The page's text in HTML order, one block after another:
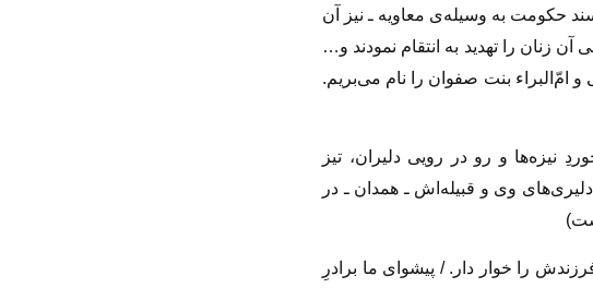
حکومت به وسیله‌ی معاویه ـ نیز آن
آن زنان را تهدید به انتقام نمودند و…
امّ‌البراء بنت صفوان را نام می‌بریم.
نیزه‌ها و رو در رویی دلیران، تیز
وی و قبیله‌اش ـ همدان ـ در
را خوار دار. / پیشوای ما برادرِ